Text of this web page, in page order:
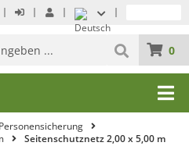
0
Personensicherung
Seitenschutznetz 2,00 x 5,00 m